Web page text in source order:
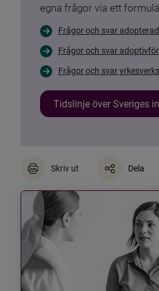
egna frågor via ett
Frågor och svar
Frågor och svar
Frågor och svar
Tidslinje över Sveriges
Skriv ut Dela